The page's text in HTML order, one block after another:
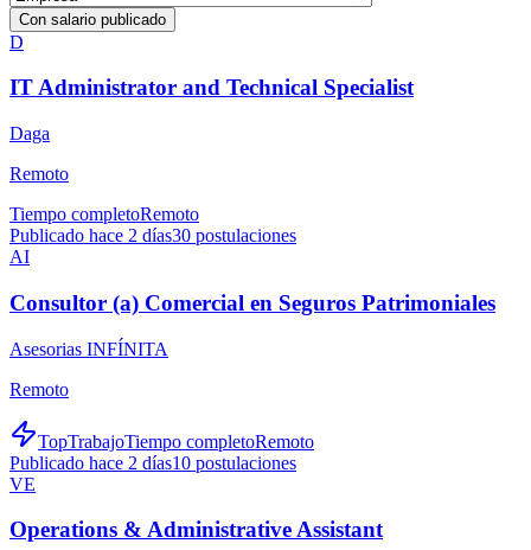
Con salario publicado
D
IT Administrator and Technical Specialist
Daga
Remoto
Tiempo completoRemoto
Publicado hace 2 días30 postulaciones
AI
Consultor (a) Comercial en Seguros Patrimoniales
Asesorias INFÍNITA
Remoto
TopTrabajoTiempo completoRemoto
Publicado hace 2 días10 postulaciones
VE
Operations & Administrative Assistant